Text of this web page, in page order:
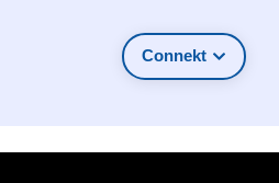
Connekt